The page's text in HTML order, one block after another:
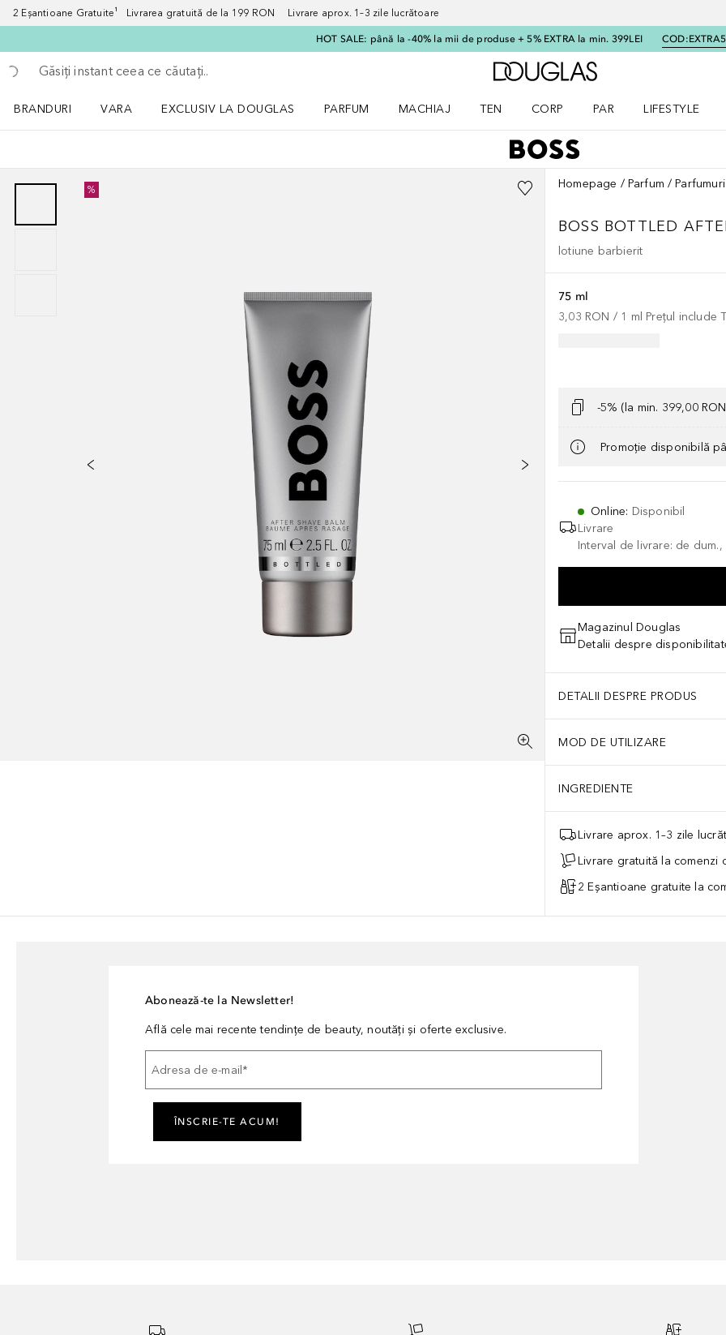
2 Eșantioane Gratuite¹ Livrarea gratuită de la 199 RON Livrare aprox. 1–3 zile lucrătoare
HOT SALE: până la -40% la mii de produse + 5% EXTRA la min. 399LEI COD:
Înapoi
Executați căutarea
Către pagina principală
BRANDURI
VARA
EXCLUSIV LA DOUGLAS
PARFUM
MACHIAJ
TEN
CORP
PAR
LIFESTYLE
% Homepage Parfum
BOSS BOTTLED
lotiune barbierit
75 ml
3,03 RON / 1 ml Prețul include
-5% (la min. 399,00
Promoție disponibilă
Online: Disponibil
Livrare
Interval de livrare: de
Magazinul Douglas
Detalii despre
DETALII DESPRE PRODUS
MOD DE UTILIZARE
INGREDIENTE
Livrare aprox. 1–3 zile
Livrare gratuită la comenzi
2 Eșantioane gratuite la
Abonează-te la Newsletter!
Află cele mai recente tendințe de beauty, noutăți și oferte exclusive.
Adresa de e-mail *
ÎNSCRIE-TE ACUM!